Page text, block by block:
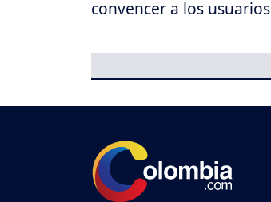
convencer a los usuarios